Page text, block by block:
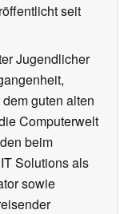
seit
Jugendlicher
guten alten
Computerwelt
beim
Solutions als
sowie